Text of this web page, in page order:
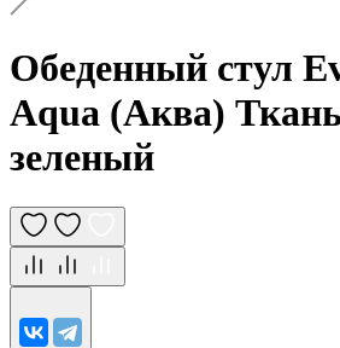
Обеденный стул
Aqua (Аква)
зеленый